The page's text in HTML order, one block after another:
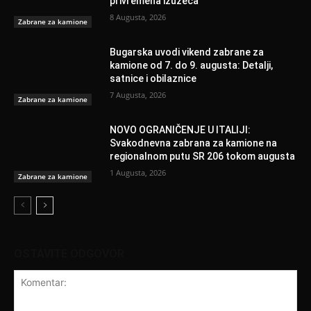
Zabrane za kamione 8 Augusta, 2026
Zabrane za kamione
Bugarska uvodi vikend zabrane za
kamione od 7. do 9. augusta: Detalji,
satnice i obilaznice
7 Augusta, 2026
Zabrane za kamione
NOVO OGRANIČENJE U ITALIJI:
Svakodnevna zabrana za kamione na
regionalnom putu SR 206 tokom augusta
1 Augusta, 2026